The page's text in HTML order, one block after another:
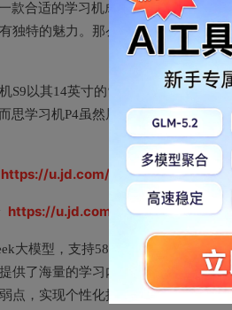
款合适的学习机成为了许多家庭的关
独特的魅力。那么，哪款学习机更
S9以其14英寸的‘未来纸润眼屏’脱
思学习机P4虽然屏幕稍小，但同样
https://u.jd.com/3GATm99
https://u.jd.com/DaKTex7
大模型，支持58项AI工具，如全科
供了海量的学习内容和六大练习产
点，实现个性化提升。